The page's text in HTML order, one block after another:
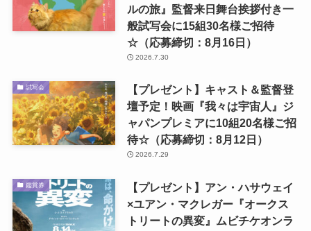
ルの旅』監督来日舞台挨拶付き一
般試写会に15組30名様ご招待
☆（応募締切：8月16日）
2026.7.30
試写会
【プレゼント】キャスト＆監督登
壇予定！映画『我々は宇宙人』ジ
ャパンプレミアに10組20名様ご招
待☆（応募締切：8月12日）
2026.7.29
鑑賞券
【プレゼント】アン・ハサウェイ
×ユアン・マクレガー『オークス
トリートの異変』ムビチケオンラ